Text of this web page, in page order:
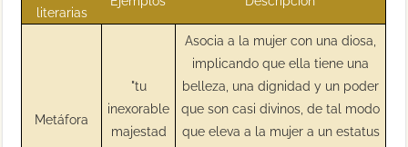
literarias
Metáfora
"tu
inexorable
majestad
Asocia a la mujer con una diosa,
implicando que ella tiene una
belleza, una dignidad y un poder
que son casi divinos, de tal modo
que eleva a la mujer a un estatus